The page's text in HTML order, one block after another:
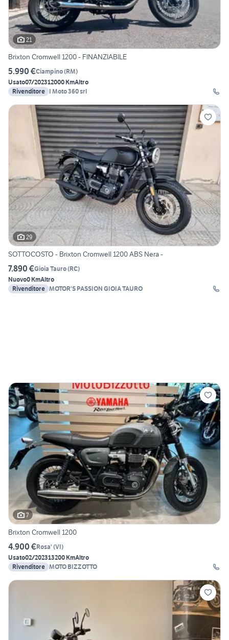
21
Brixton Cromwell 1200 - FINANZIABILE
5.990 €Ciampino(RM)
Usato07/202312000 KmAltro
Rivenditore I Moto 360 srl
29
SOTTOCOSTO - Brixton Cromwell 1200 ABS Nera -
7.890 €Gioia Tauro(RC)
Nuovo0 KmAltro
Rivenditore MOTOR'S PASSION GIOIA TAURO
7
Brixton Cromwell 1200
4.900 €Rosa' (VI)
Usato02/202313200 KmAltro
Rivenditore MOTO BIZZOTTO